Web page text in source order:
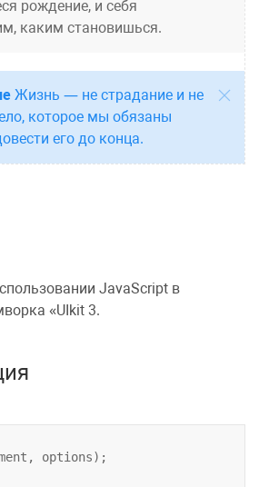
рождение, и себя
каким становишься.
Жизнь — не страдание и не
которое мы обязаны
его до конца.
JavaScript в
UIkit 3.